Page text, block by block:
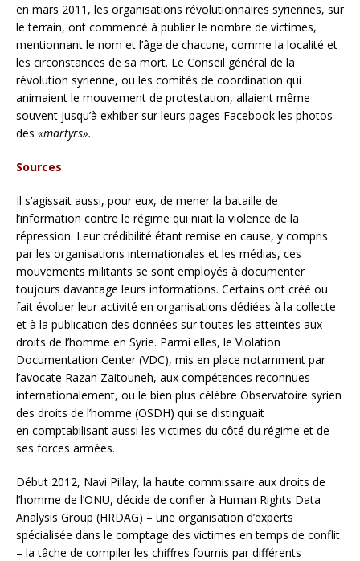
en mars 2011, les organisations révolutionnaires syriennes, sur
le terrain, ont commencé à publier le nombre de victimes,
mentionnant le nom et l’âge de chacune, comme la localité et
les circonstances de sa mort. Le Conseil général de la
révolution syrienne, ou les comités de coordination qui
animaient le mouvement de protestation, allaient même
souvent jusqu’à exhiber sur leurs pages Facebook les photos
des «martyrs».
Sources
Il s’agissait aussi, pour eux, de mener la bataille de
l’information contre le régime qui niait la violence de la
répression. Leur crédibilité étant remise en cause, y compris
par les organisations internationales et les médias, ces
mouvements militants se sont employés à documenter
toujours davantage leurs informations. Certains ont créé ou
fait évoluer leur activité en organisations dédiées à la collecte
et à la publication des données sur toutes les atteintes aux
droits de l’homme en Syrie. Parmi elles, le Violation
Documentation Center (VDC), mis en place notamment par
l’avocate Razan Zaitouneh, aux compétences reconnues
internationalement, ou le bien plus célèbre Observatoire syrien
des droits de l’homme (OSDH) qui se distinguait
en comptabilisant aussi les victimes du côté du régime et de
ses forces armées.
Début 2012, Navi Pillay, la haute commissaire aux droits de
l’homme de l’ONU, décide de confier à Human Rights Data
Analysis Group (HRDAG) – une organisation d’experts
spécialisée dans le comptage des victimes en temps de conflit
– la tâche de compiler les chiffres fournis par différents